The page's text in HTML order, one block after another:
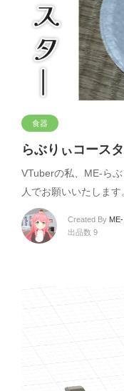
食器
らぶりぃコース
VTuberの私、ME-ら
人でお願いいたしま
Created By
出品数 9